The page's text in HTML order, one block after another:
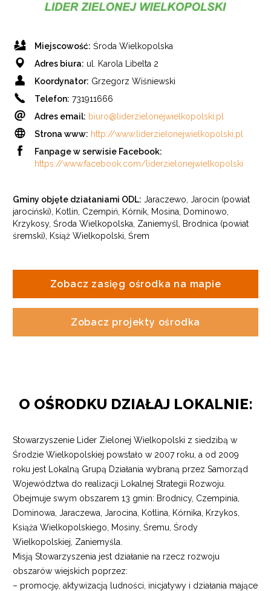
Miejscowość: Środa Wielkopolska
Adres biura: ul. Karola Libelta 2
Koordynator: Grzegorz Wiśniewski
Telefon: 731911666
Adres email: biuro@liderzielonejwielkopolski.pl
Strona www: http://www.liderzielonejwielkopolski.pl
Fanpage w serwisie Facebook:
https://www.facebook.com/liderzielonejwielkopolski
Gminy objęte działaniami ODL: Jaraczewo, Jarocin (powiat
jarociński), Kotlin, Czempiń, Kórnik, Mosina, Dominowo,
Krzykosy, Środa Wielkopolska, Zaniemyśl, Brodnica (powiat
śremski), Książ Wielkopolski, Śrem
Zobacz zasięg ośrodka na mapie
Zobacz projekty ośrodka
O OŚRODKU DZIAŁAJ LOKALNIE:
Stowarzyszenie Lider Zielonej Wielkopolski z siedzibą w
Środzie Wielkopolskiej powstało w 2007 roku, a od 2009
roku jest Lokalną Grupą Działania wybraną przez Samorząd
Województwa do realizacji Lokalnej Strategii Rozwoju.
Obejmuje swym obszarem 13 gmin: Brodnicy, Czempinia,
Dominowa, Jaraczewa, Jarocina, Kotlina, Kórnika, Krzykos,
Książa Wielkopolskiego, Mosiny, Śremu, Środy
Wielkopolskiej, Zaniemyśla.
Misją Stowarzyszenia jest działanie na rzecz rozwoju
obszarów wiejskich poprzez:
– promocję, aktywizacją ludności, inicjatywy i działania mające